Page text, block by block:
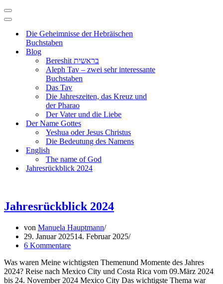
Navigationsmenü
Navigationsmenü
Die Geheimnisse der Hebräischen
Buchstaben
Blog
Bereshit בראשית
Aleph Tav – zwei sehr interessante
Buchstaben
Das Tav
Die Jahreszeiten, das Kreuz und
der Pharao
Der Vater und die Liebe
Der Name Gottes
Yeshua oder Jesus Christus
Die Bedeutung des Namens
English
The name of God
Jahresrückblick 2024
Jahresrückblick 2024
von Manuela Hauptmann
29. Januar 202514. Februar 2025
6 Kommentare
Was waren Meine wichtigsten Themenund Momente des Jahres
2024? Reise nach Mexico City und Costa Rica vom 09.März 2024
bis 24. November 2024 Mexico City Das wichtigste Thema war